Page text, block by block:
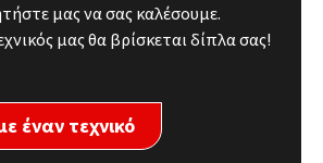
μας να σας καλέσουμε.
μας θα βρίσκεται δίπλα σας!
έναν τεχνικό